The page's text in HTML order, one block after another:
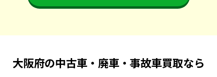
大阪府の中古車・廃車・事故車買取なら